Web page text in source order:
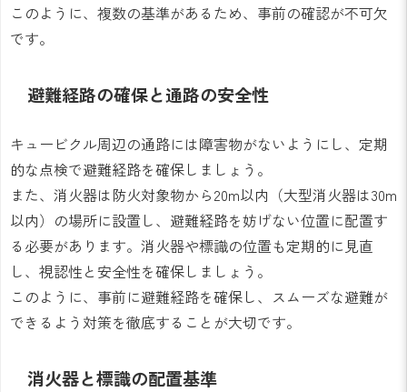
このように、複数の基準があるため、事前の確認が不可欠
です。
避難経路の確保と通路の安全性
キュービクル周辺の通路には障害物がないようにし、定期
的な点検で避難経路を確保しましょう。
また、消火器は防火対象物から20m以内（大型消火器は30m
以内）の場所に設置し、避難経路を妨げない位置に配置す
る必要があります。消火器や標識の位置も定期的に見直
し、視認性と安全性を確保しましょう。
このように、事前に避難経路を確保し、スムーズな避難が
できるよう対策を徹底することが大切です。
消火器と標識の配置基準